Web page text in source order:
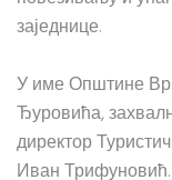
заједнице.
У име Општине
Ђуровића,
директор
Иван Трифуновић.